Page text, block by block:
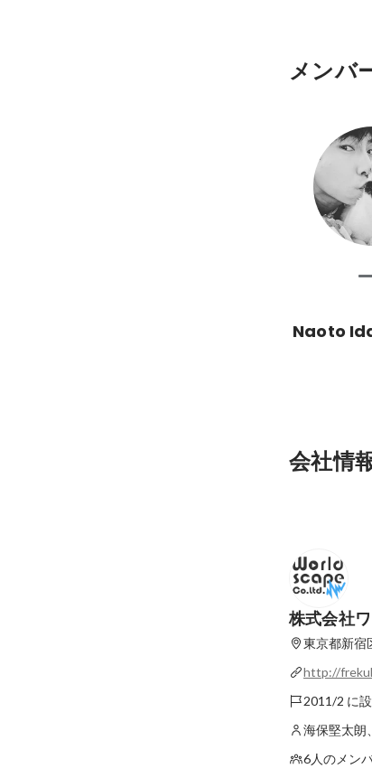
メンバ
Naoto
会社情
株式会社
東京都新宿
http://
2011/2 に
海保堅太朗
6人のメン